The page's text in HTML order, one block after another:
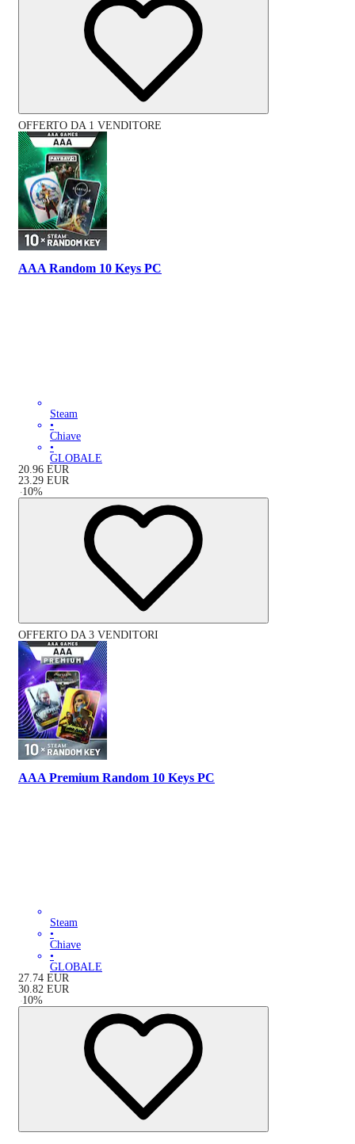
OFFERTO DA 1 VENDITORE
AAA Random 10 Keys PC
Steam
•
Chiave
•
GLOBALE
20.96 EUR
23.29 EUR
-10%
OFFERTO DA 3 VENDITORI
AAA Premium Random 10 Keys PC
Steam
•
Chiave
•
GLOBALE
27.74 EUR
30.82 EUR
-10%